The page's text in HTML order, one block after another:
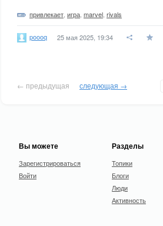
привлекает игра marvel rivals
poooq 25 мая 2025, 19:34
← предыдущая следующая →
Вы можете
Зарегистрироваться
Войти
Разделы
Топики
Блоги
Люди
Активность